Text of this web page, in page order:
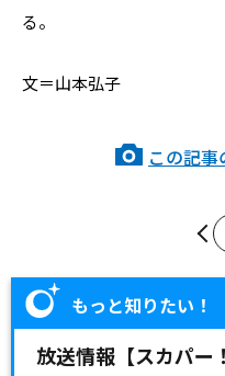
る。
文＝山本弘子
この記
もっと知りたい！
放送情報【スカパー